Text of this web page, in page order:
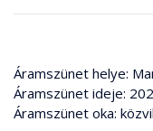
Áramszünet helye:
Áramszünet ideje:
Áramszünet oka: